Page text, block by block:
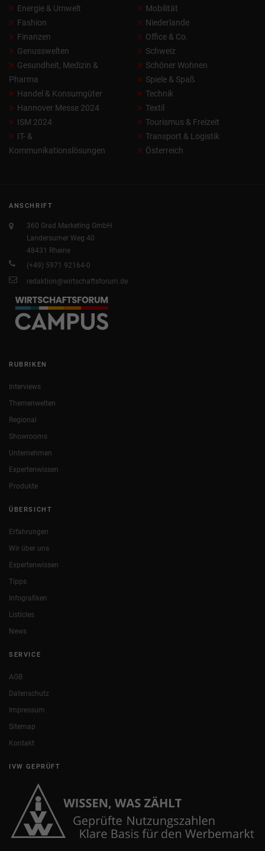
Energie & Umwelt
Fashion
Finanzen
Genusswelten
Gesundheit, Medizin &
Pharma
Handel & Konsumgüter
Hannover Messe 2024
ISM 2024
IT- &
Kommunikationslösungen
Mobilität
Niederlande
Office & Co.
Schweiz
Schöner Wohnen
Spiele & Spaß
Technik
Textil
Tourismus & Freizeit
Transport & Logistik
Österreich
ANSCHRIFT
360 Grad Marketing GmbH
Landersumer Weg 40
48431 Rheine
(+49) 5971 92164-0
redaktion@wirtschaftsforum.de
RUBRIKEN
Interviews
Themenwelten
Regional
Showrooms
Unternehmen
Expertenwissen
Produkte
ÜBERSICHT
Erfahrungen
Wir über uns
Expertenwissen
Tipps
Infografiken
Listicles
News
SERVICE
AGB
Datenschutz
Impressum
Sitemap
Kontakt
IVW GEPRÜFT